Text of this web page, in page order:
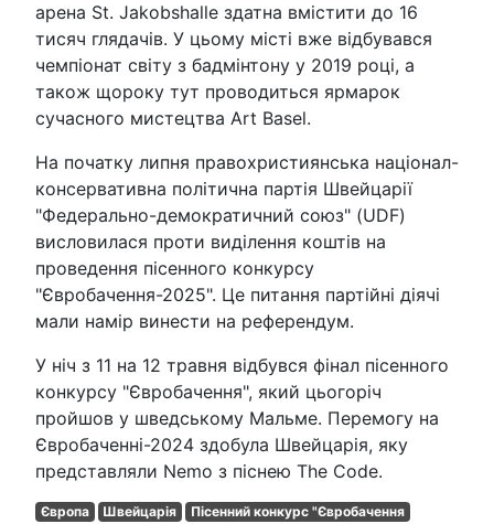
арена St. Jakobshalle здатна вмістити до 16
тисяч глядачів. У цьому місті вже відбувався
чемпіонат світу з бадмінтону у 2019 році, а
також щороку тут проводиться ярмарок
сучасного мистецтва Art Basel.
На початку липня правохристиянська націонал-
консервативна політична партія Швейцарії
"Федерально-демократичний союз" (UDF)
висловилася проти виділення коштів на
проведення пісенного конкурсу
"Євробачення-2025". Це питання партійні діячі
мали намір винести на референдум.
У ніч з 11 на 12 травня відбувся фінал пісенного
конкурсу "Євробачення", який цьогоріч
пройшов у шведському Мальме. Перемогу на
Євробаченні-2024 здобула Швейцарія, яку
представляли Nemo з піснею The Code.
Європа Швейцарія
Пісенний конкурс "Євробачення